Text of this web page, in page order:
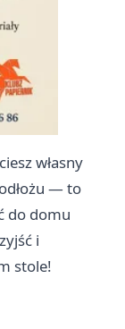
własny
— to
do domu
i
stole!